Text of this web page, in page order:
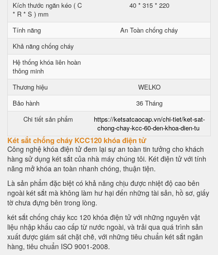
Kích thước ngăn kéo ( C
* R * S ) mm
40 * 315 * 220
Tính năng
An Toàn chống cháy
Khả năng chống cháy
Hệ thống khóa liên hoàn
thông minh
Thương hiệu
WELKO
Bảo hành
36 Tháng
Chi tiết sản phẩm
https://ketsatcaocap.vn/chi-tiet/ket-sat-
chong-chay-kcc-60-den-khoa-dien-tu
Két sắt chống cháy KCC120 khóa điện tử
Công nghệ khóa điện tử đem lại sự an toàn tin tưởng cho khách
hàng sử dụng két sắt của nhà máy chúng tôi. Két điện tử với tính
năng mở khóa an toàn nhanh chóng, thuận tiện.
Là sản phẩm đặc biệt có khả năng chịu được nhiệt độ cao bên
ngoài két sắt mà không làm hư hại đến những tài sản, hồ sơ, giấy
tờ chưa đựng bên trong lòng.
két sắt chống cháy kcc 120 khóa điện tử với những nguyên vật
liệu nhập khẩu cao cấp từ nước ngoài, và trải qua quá trình sản
xuất được giám sát chặt chẽ, với những tiêu chuẩn két sắt ngân
hàng, tiêu chuẩn ISO 9001-2008.